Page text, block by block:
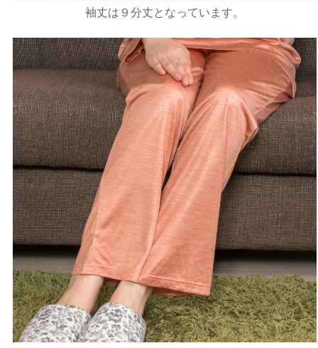
袖丈は９分丈となっています。